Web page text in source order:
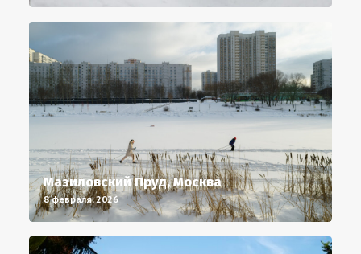
Мазиловский Пруд, Москва
8 февраля, 2026